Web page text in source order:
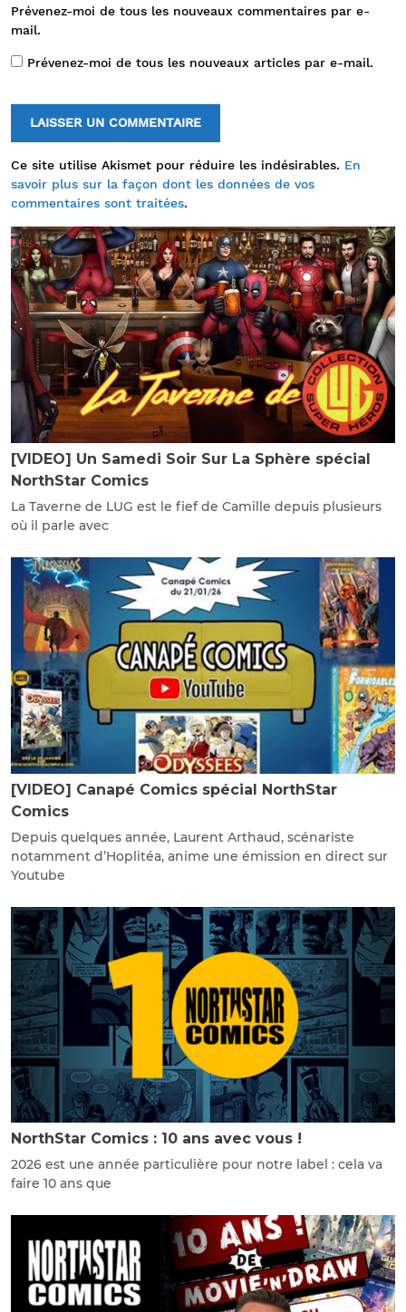
Prévenez-moi de tous les nouveaux commentaires par e-
mail.
Prévenez-moi de tous les nouveaux articles par e-mail.
Ce site utilise Akismet pour réduire les indésirables. En
savoir plus sur la façon dont les données de vos
commentaires sont traitées.
[VIDEO] Un Samedi Soir Sur La Sphère spécial
NorthStar Comics
La Taverne de LUG est le fief de Camille depuis plusieurs
où il parle avec
[VIDEO] Canapé Comics spécial NorthStar
Comics
Depuis quelques année, Laurent Arthaud, scénariste
notamment d’Hoplitéa, anime une émission en direct sur
Youtube
NorthStar Comics : 10 ans avec vous !
2026 est une année particulière pour notre label : cela va
faire 10 ans que